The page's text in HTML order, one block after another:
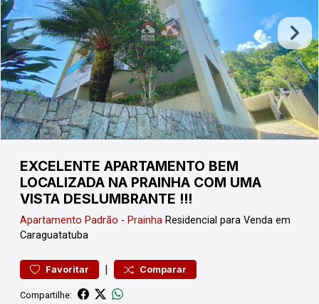
EXCELENTE APARTAMENTO BEM
LOCALIZADA NA PRAINHA COM UMA
VISTA DESLUMBRANTE !!!
Apartamento Padrão - Prainha Residencial para Venda em
Caraguatatuba
Favoritar | Comparar
Compartilhe: